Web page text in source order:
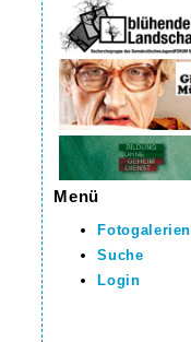
Menü
Fotogalerien
Suche
Login